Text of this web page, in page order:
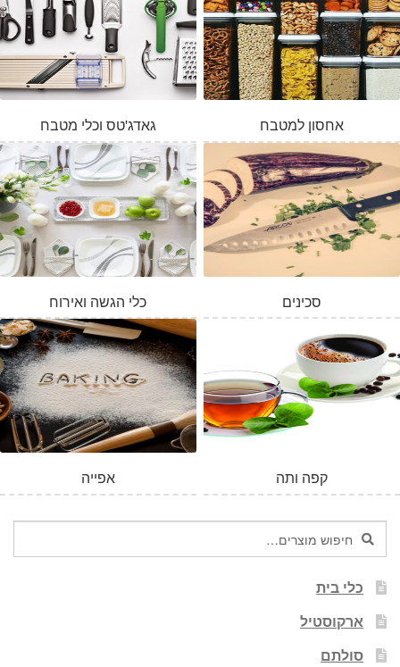
גאדג'טס וכלי מטבח אחסון למטבח
כלי הגשה ואירוח סכינים
אפייה קפה ותה
חיפוש
עבור:
חיפוש
כלי בית
ארקוסטיל
סולתם